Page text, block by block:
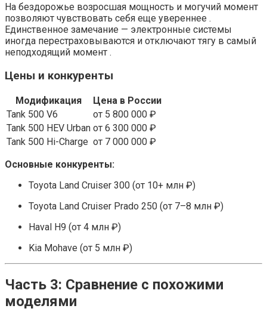
На бездорожье возросшая мощность и могучий момент
позволяют чувствовать себя еще увереннее .
Единственное замечание — электронные системы
иногда перестраховываются и отключают тягу в самый
неподходящий момент .
Цены и конкуренты
Модификация
Цена в России
Tank 500 V6
от 5 800 000 ₽
Tank 500 HEV Urban от 6 300 000 ₽
Tank 500 Hi-Charge от 7 000 000 ₽
Основные конкуренты:
Toyota Land Cruiser 300 (от 10+ млн ₽)
Toyota Land Cruiser Prado 250 (от 7–8 млн ₽)
Haval H9 (от 4 млн ₽)
Kia Mohave (от 5 млн ₽)
Часть 3: Сравнение с похожими
моделями